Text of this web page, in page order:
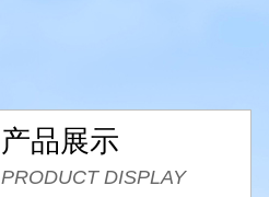
产品展示
PRODUCT DISPLAY